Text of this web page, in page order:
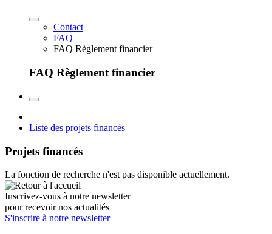
Contact
FAQ
FAQ Règlement financier
FAQ Règlement financier
Liste des projets financés
Projets financés
La fonction de recherche n'est pas disponible actuellement.
Inscrivez-vous à notre newsletter
pour recevoir nos actualités
S'inscrire à notre newsletter